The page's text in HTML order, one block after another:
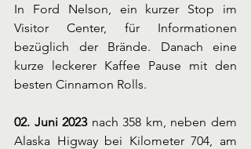
In Ford Nelson, ein kurzer Stop im
Visitor Center, für Informationen
bezüglich der Brände. Danach eine
kurze leckerer Kaffee Pause mit den
besten Cinnamon Rolls.
02. Juni 2023 nach 358 km, neben dem
Alaska Higway bei Kilometer 704, am